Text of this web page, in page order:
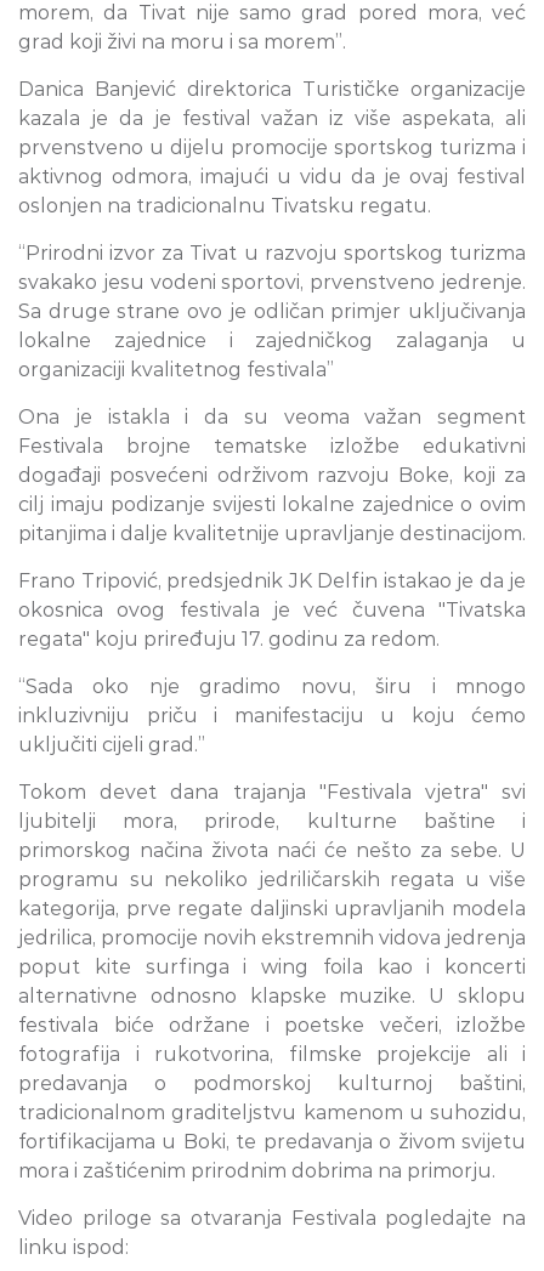
morem, da Tivat nije samo grad pored mora, već
grad koji živi na moru i sa morem”.
Danica Banjević direktorica Turističke organizacije
kazala je da je festival važan iz više aspekata, ali
prvenstveno u dijelu promocije sportskog turizma i
aktivnog odmora, imajući u vidu da je ovaj festival
oslonjen na tradicionalnu Tivatsku regatu.
“Prirodni izvor za Tivat u razvoju sportskog turizma
svakako jesu vodeni sportovi, prvenstveno jedrenje.
Sa druge strane ovo je odličan primjer uključivanja
lokalne zajednice i zajedničkog zalaganja u
organizaciji kvalitetnog festivala”
Ona je istakla i da su veoma važan segment
Festivala brojne tematske izložbe edukativni
događaji posvećeni održivom razvoju Boke, koji za
cilj imaju podizanje svijesti lokalne zajednice o ovim
pitanjima i dalje kvalitetnije upravljanje destinacijom.
Frano Tripović, predsjednik JK Delfin istakao je da je
okosnica ovog festivala je već čuvena "Tivatska
regata" koju priređuju 17. godinu za redom.
“Sada oko nje gradimo novu, širu i mnogo
inkluzivniju priču i manifestaciju u koju ćemo
uključiti cijeli grad.”
Tokom devet dana trajanja "Festivala vjetra" svi
ljubitelji mora, prirode, kulturne baštine i
primorskog načina života naći će nešto za sebe. U
programu su nekoliko jedriličarskih regata u više
kategorija, prve regate daljinski upravljanih modela
jedrilica, promocije novih ekstremnih vidova jedrenja
poput kite surfinga i wing foila kao i koncerti
alternativne odnosno klapske muzike. U sklopu
festivala biće održane i poetske večeri, izložbe
fotografija i rukotvorina, filmske projekcije ali i
predavanja o podmorskoj kulturnoj baštini,
tradicionalnom graditeljstvu kamenom u suhozidu,
fortifikacijama u Boki, te predavanja o živom svijetu
mora i zaštićenim prirodnim dobrima na primorju.
Video priloge sa otvaranja Festivala pogledajte na
linku ispod: